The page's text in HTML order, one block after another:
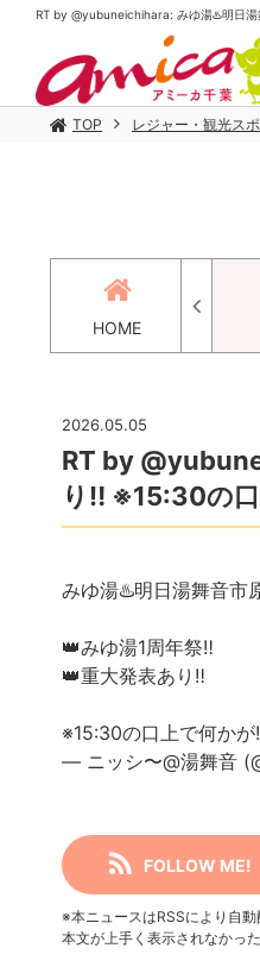
RT by @yubuneichihara: みゆ湯♨️明日
TOP レジャー・観光ス
HOME
アクセス
2026.05.05
RT by
り‼️ ※15:30の
みゆ湯♨️明日湯舞音市
👑みゆ湯1周年祭‼️
👑重大発表あり‼️
※15:30の口上で何か
— ニッシ〜@湯舞音
FOLLOW ME!
※本ニュースはRSSにより自動
本文が上手く表示されなかっ